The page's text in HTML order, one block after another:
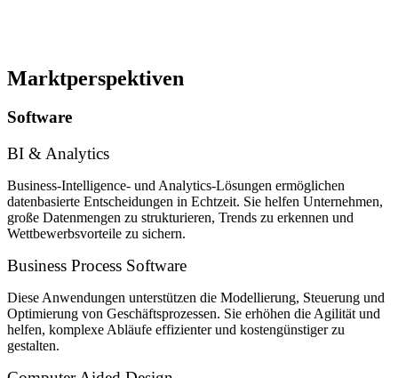
Marktperspektiven
Software
BI & Analytics
Business-Intelligence- und Analytics-Lösungen ermöglichen
datenbasierte Entscheidungen in Echtzeit. Sie helfen Unternehmen,
große Datenmengen zu strukturieren, Trends zu erkennen und
Wettbewerbsvorteile zu sichern.
Business Process Software
Diese Anwendungen unterstützen die Modellierung, Steuerung und
Optimierung von Geschäftsprozessen. Sie erhöhen die Agilität und
helfen, komplexe Abläufe effizienter und kostengünstiger zu
gestalten.